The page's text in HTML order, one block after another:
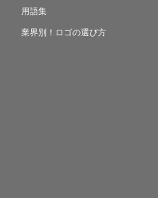
用語集
業界別！ロゴの選び方